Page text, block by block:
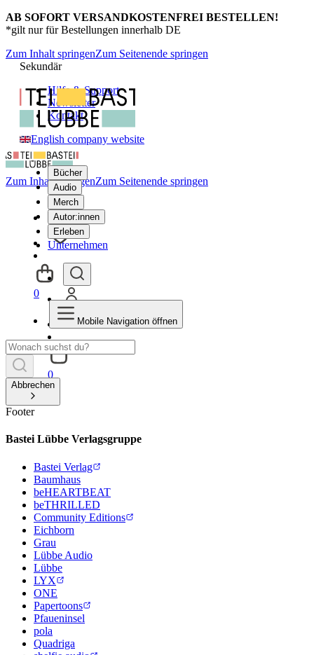
AB SOFORT VERSANDKOSTENFREI BESTELLEN!
*gilt nur für Bestellungen innerhalb DE
Zum Inhalt springenZum Seitenende springen
Sekundär
Hilfe & Support
Newsletter
Kontakt
English company website
Bücher
Audio
Merch
Autor:innen
Erleben
Unternehmen
0
Zum Inhalt springenZum Seitenende springen
0
Mobile Navigation öffnen
Abbrechen
Footer
Bastei Lübbe Verlagsgruppe
Bastei Verlag
Baumhaus
beHEARTBEAT
beTHRILLED
Community Editions
Eichborn
Grau
Lübbe Audio
Lübbe
LYX
ONE
Papertoons
Pfaueninsel
pola
Quadriga